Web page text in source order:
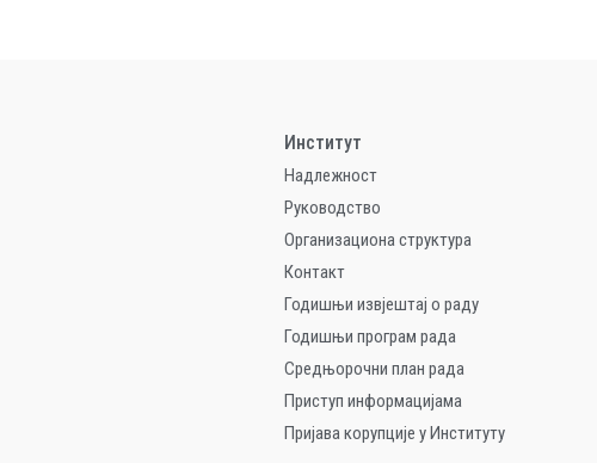
Институт
Надлежност
Руководство
Организациона структура
Контакт
Годишњи извјештај о раду
Годишњи програм рада
Средњорочни план рада
Приступ информацијама
Пријава корупције у Институту